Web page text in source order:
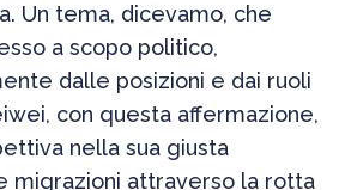
Un tema, dicevamo, che
a scopo politico,
dalle posizioni e dai ruoli
con questa affermazione,
nella sua giusta
migrazioni attraverso la rotta